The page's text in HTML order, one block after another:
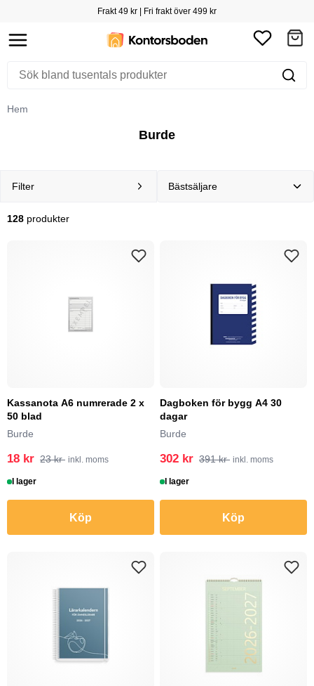
Frakt 49 kr | Fri frakt över 499 kr
Hem
Burde
Filter
128 produkter
Kassanota A6 numrerade 2 x
50 blad
Burde
18 kr 23 kr inkl. moms
I lager
Köp
Dagboken för bygg A4 30
dagar
Burde
302 kr 391 kr inkl. moms
I lager
Köp